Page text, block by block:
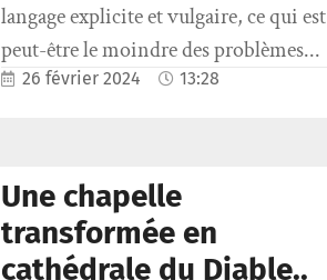
langage explicite et vulgaire, ce qui est
peut-être le moindre des problèmes...
26 février 2024 13:28
Une chapelle
transformée en
cathédrale du Diable..